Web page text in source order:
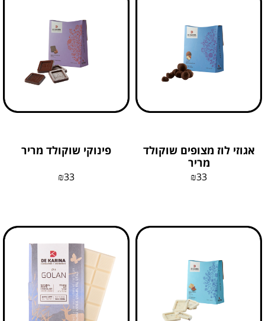
אגוזי לוז מצופים שוקולד
מריר
₪33
פינוקי שוקולד מריר
₪33